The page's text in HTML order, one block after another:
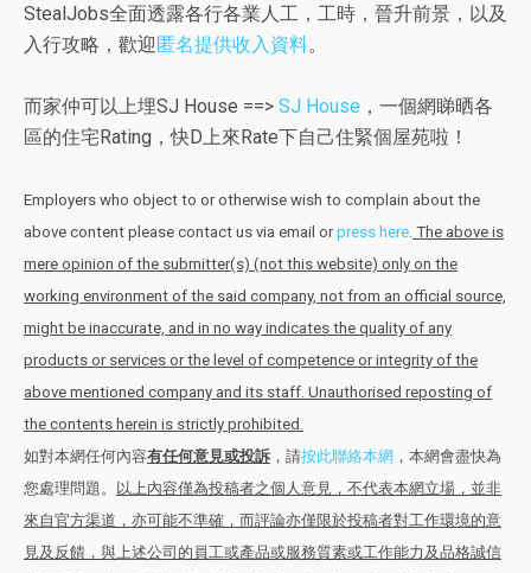
StealJobs全面透露各行各業人工，工時，晉升前景，以及
入行攻略，歡迎匿名提供收入資料。
而家仲可以上埋SJ House ==> SJ House ，一個網睇晒各
區的住宅Rating，快D上來Rate下自己住緊個屋苑啦！
Employers who object to or otherwise wish to complain about the
above content please contact us via email orpress here The above is
mere opinion of the submitter(s) (not this website) only on the
working environment of the said company, not from an official source,
might be inaccurate, and in no way indicates the quality of any
products or services or the level of competence or integrity of the
above mentioned company and its staff. Unauthorised reposting of
the contents herein is strictly prohibited.
如對本網任何內容有任何意見或投訴 ，請按此聯絡本網 ，本網會盡快為
您處理問題。 以上內容僅為投稿者之個人意見，不代表本網立場，並非
來自官方渠道，亦可能不準確，而評論亦僅限於投稿者對工作環境的意
見及反饋，與上述公司的員工或產品或服務質素或工作能力及品格誠信